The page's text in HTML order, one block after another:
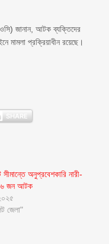
জানান, আটক ব্যক্তিদের
মামলা প্রক্রিয়াধীন রয়েছে।
SHARE
সীমান্তে অনুপ্রবেশকারি নারী-
জন আটক
জেলা"